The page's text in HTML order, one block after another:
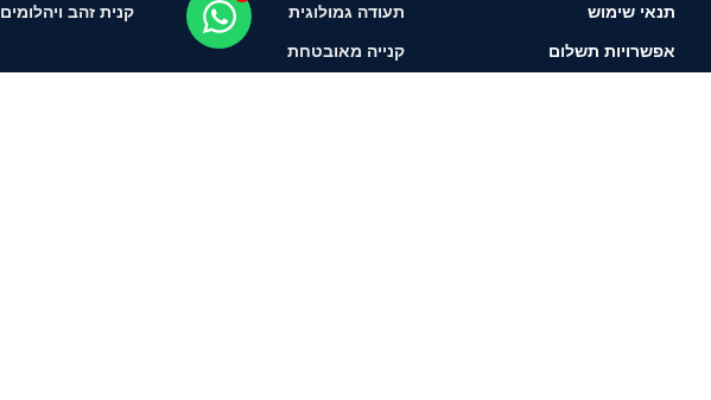
תנאי שימוש
אפשרויות תשלום
תעודה גמולוגית
קנייה מאובטחת
קנית זהב